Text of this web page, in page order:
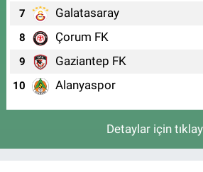
7 Galatasaray
8 Çorum FK
9 Gaziantep FK
10 Alanyaspor
Detaylar için